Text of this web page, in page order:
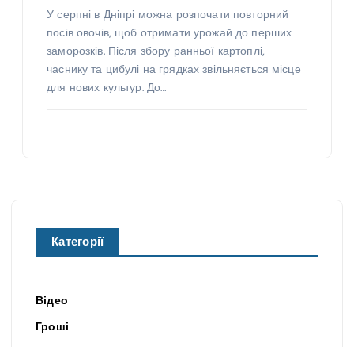
У серпні в Дніпрі можна розпочати повторний
посів овочів, щоб отримати урожай до перших
заморозків. Після збору ранньої картоплі,
часнику та цибулі на грядках звільняється місце
для нових культур. До…
Категорії
Відео
Гроші